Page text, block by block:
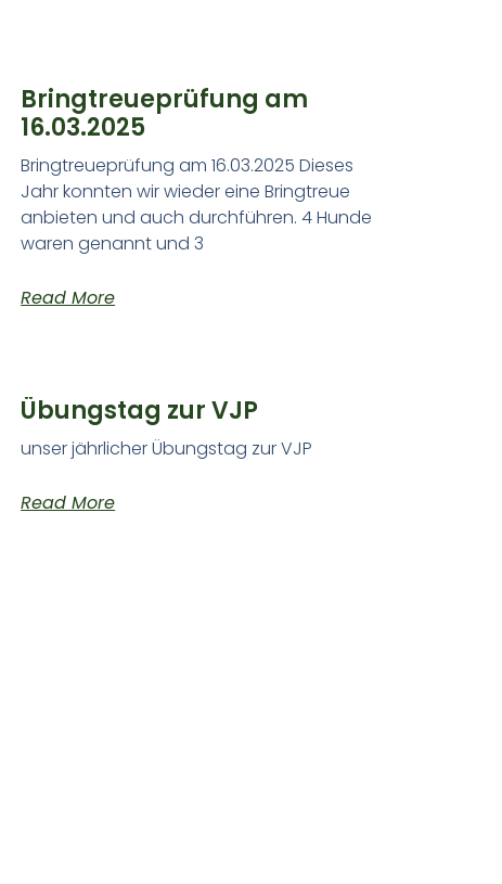
Bringtreueprüfung am
16.03.2025
Bringtreueprüfung am 16.03.2025 Dieses
Jahr konnten wir wieder eine Bringtreue
anbieten und auch durchführen. 4 Hunde
waren genannt und 3
Read More
Übungstag zur VJP
unser jährlicher Übungstag zur VJP
Read More